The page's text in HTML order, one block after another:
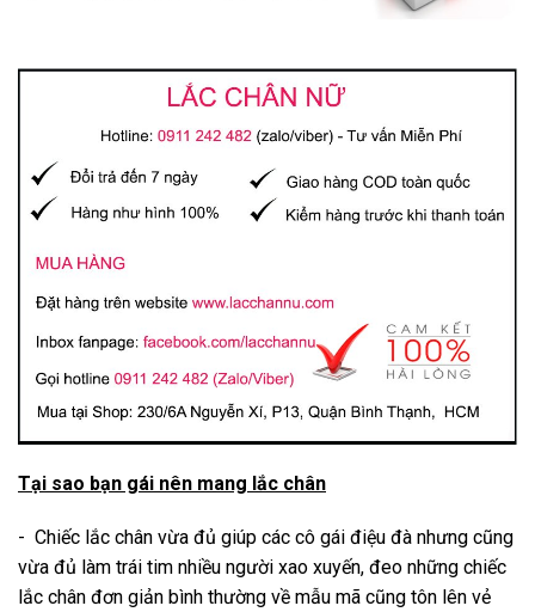
Tại sao bạn gái nên mang lắc chân
- Chiếc lắc chân vừa đủ giúp các cô gái điệu đà nhưng cũng
vừa đủ làm trái tim nhiều người xao xuyến, đeo những chiếc
lắc chân đơn giản bình thường về mẫu mã cũng tôn lên vẻ